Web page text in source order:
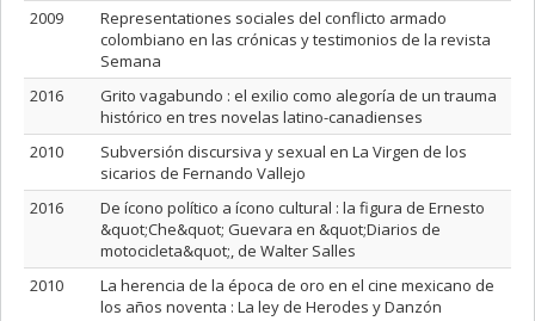
2009
Representationes sociales del conflicto armado
colombiano en las crónicas y testimonios de la revista
Semana
2016
Grito vagabundo : el exilio como alegoría de un trauma
histórico en tres novelas latino-canadienses
2010
Subversión discursiva y sexual en La Virgen de los
sicarios de Fernando Vallejo
2016
De ícono político a ícono cultural : la figura de Ernesto
&quot;Che&quot; Guevara en &quot;Diarios de
motocicleta&quot;, de Walter Salles
2010
La herencia de la época de oro en el cine mexicano de
los años noventa : La ley de Herodes y Danzón